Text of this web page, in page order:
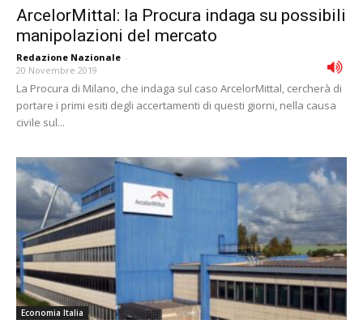
ArcelorMittal: la Procura indaga su possibili
manipolazioni del mercato
Redazione Nazionale -
20 Novembre 2019
La Procura di Milano, che indaga sul caso ArcelorMittal, cercherà di
portare i primi esiti degli accertamenti di questi giorni, nella causa
civile sul...
Economia Italia